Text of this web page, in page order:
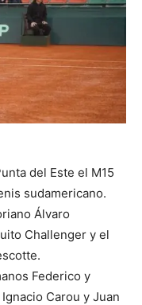
del Este el M15
sudamericano.
Álvaro
Challenger y el
Federico y
Carou y Juan